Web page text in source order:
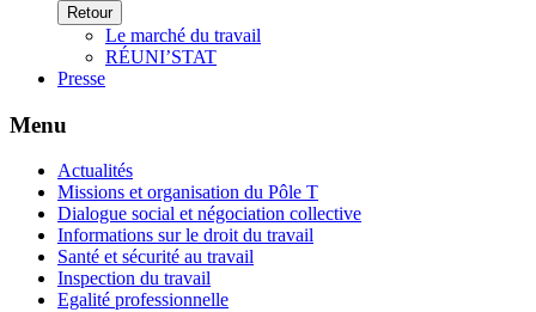
Retour
Le marché du travail
RÉUNI’STAT
Presse
Menu
Actualités
Missions et organisation du Pôle T
Dialogue social et négociation collective
Informations sur le droit du travail
Santé et sécurité au travail
Inspection du travail
Egalité professionnelle